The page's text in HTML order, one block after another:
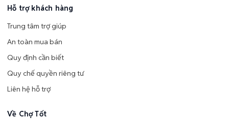
Hỗ trợ khách hàng
Trung tâm trợ giúp
An toàn mua bán
Quy định cần biết
Quy chế quyền riêng tư
Liên hệ hỗ trợ
Về Chợ Tốt